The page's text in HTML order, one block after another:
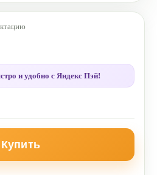
и удобно с Яндекс Пэй!
Купить